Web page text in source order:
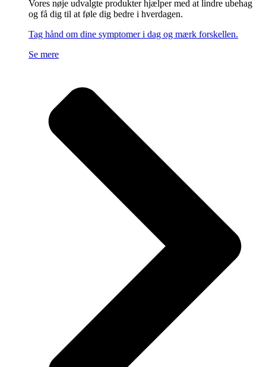
Vores nøje udvalgte produkter hjælper med at lindre ubehag
og få dig til at føle dig bedre i hverdagen.
Tag hånd om dine symptomer i dag og mærk forskellen.
Se mere